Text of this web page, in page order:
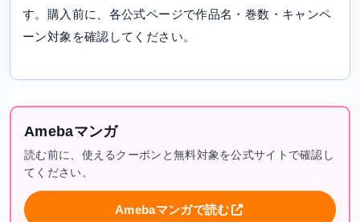
す。購入前に、各公式ページで作品名・巻数・キャンペ
ーン対象を確認してください。
Amebaマンガ
読む前に、使えるクーポンと無料対象を公式サイトで確認し
てください。
Amebaマンガで読む